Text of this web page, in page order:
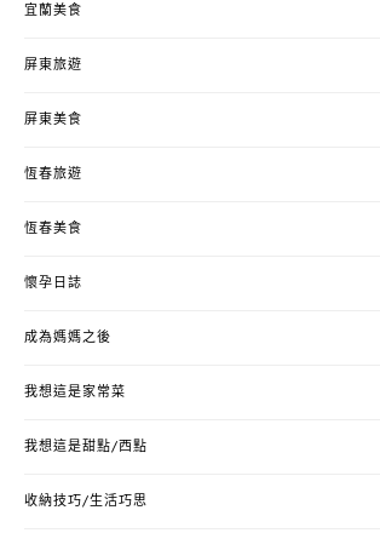
宜蘭美食
屏東旅遊
屏東美食
恆春旅遊
恆春美食
懷孕日誌
成為媽媽之後
我想這是家常菜
我想這是甜點/西點
收納技巧/生活巧思